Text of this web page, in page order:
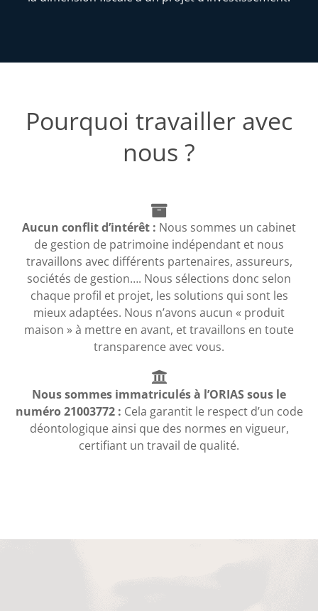
Pourquoi travailler avec
nous ?
Aucun conflit d’intérêt : Nous sommes un cabinet
de gestion de patrimoine indépendant et nous
travaillons avec différents partenaires, assureurs,
sociétés de gestion…. Nous sélections donc selon
chaque profil et projet, les solutions qui sont les
mieux adaptées. Nous n’avons aucun « produit
maison » à mettre en avant, et travaillons en toute
transparence avec vous.
Nous sommes immatriculés à l’ORIAS sous le
numéro 21003772 : Cela garantit le respect d’un code
déontologique ainsi que des normes en vigueur,
certifiant un travail de qualité.